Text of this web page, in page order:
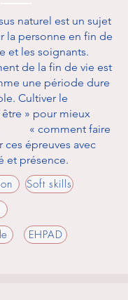
naturel est un sujet
la personne en fin de
et les soignants.
de la fin de vie est
une période dure
Cultiver le
» pour mieux
« comment faire
ces épreuves avec
et présence.
Soft skills
EHPAD